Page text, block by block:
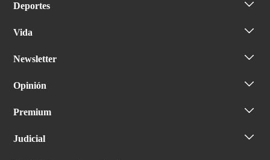
Deportes
Vida
Newsletter
Opinión
Premium
Judicial